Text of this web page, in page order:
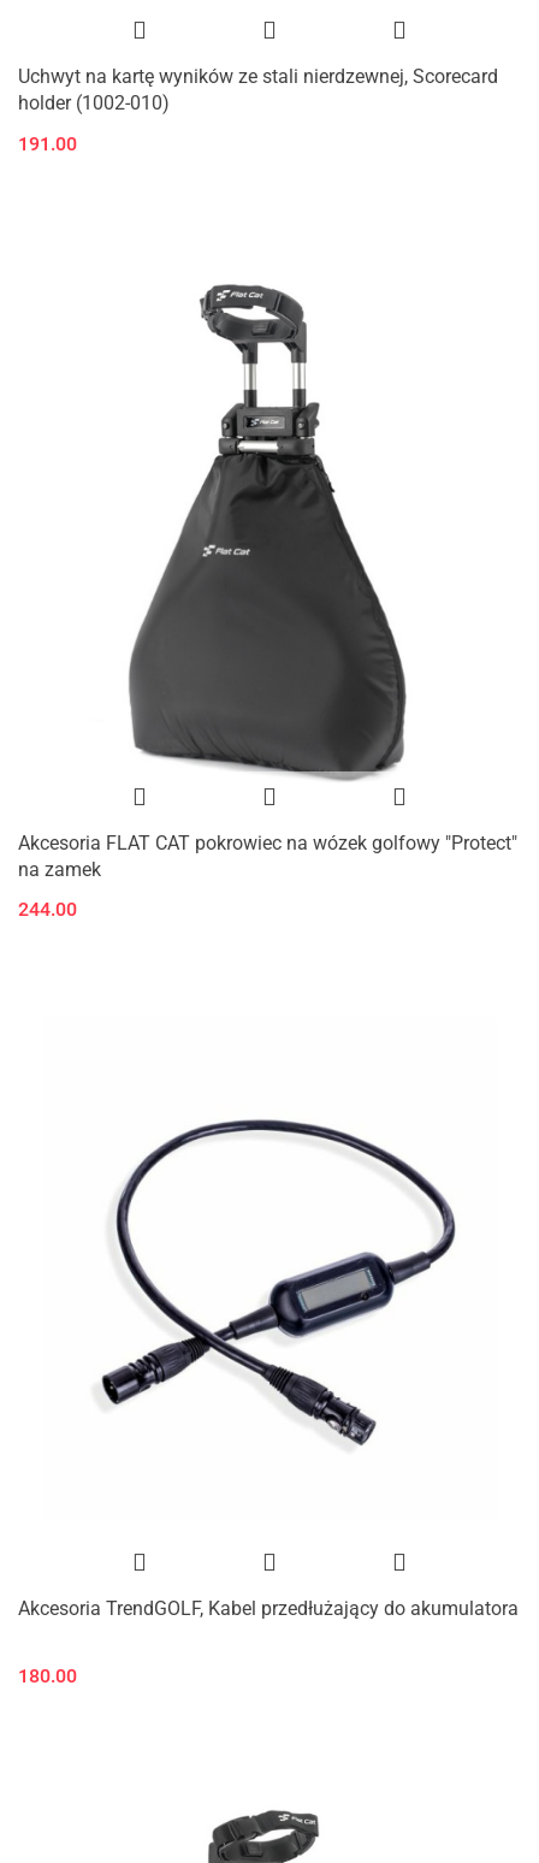
Uchwyt na kartę wyników ze stali nierdzewnej, Scorecard
holder (1002-010)
191.00
Akcesoria FLAT CAT pokrowiec na wózek golfowy "Protect"
na zamek
244.00
Akcesoria TrendGOLF, Kabel przedłużający do akumulatora
180.00